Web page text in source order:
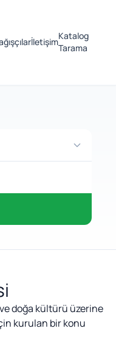
İletişim
Katalog
Tarama
doğa kültürü üzerine
kurulan bir konu